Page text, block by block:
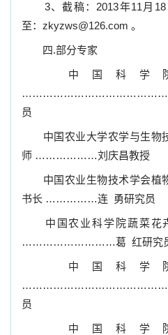
3、截稿： 2013年11 月 18
至： zkyzws@126.com 。
四.部分专家
中国科学
员
中国农业大学农学与生物
师 ………………刘庆昌教授
中国农业生物技术学会植
书长 ……………连 勇研究员
中国农业科学院蔬菜花
………………………葛 红研究
中国科学
员
中国科学